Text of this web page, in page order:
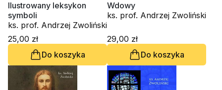
Ilustrowany leksykon
symboli
ks. prof. Andrzej Zwoliński
25,00 zł
Do koszyka
Wdowy
ks. prof. Andrzej Zwoliński
29,00 zł
Do koszyka